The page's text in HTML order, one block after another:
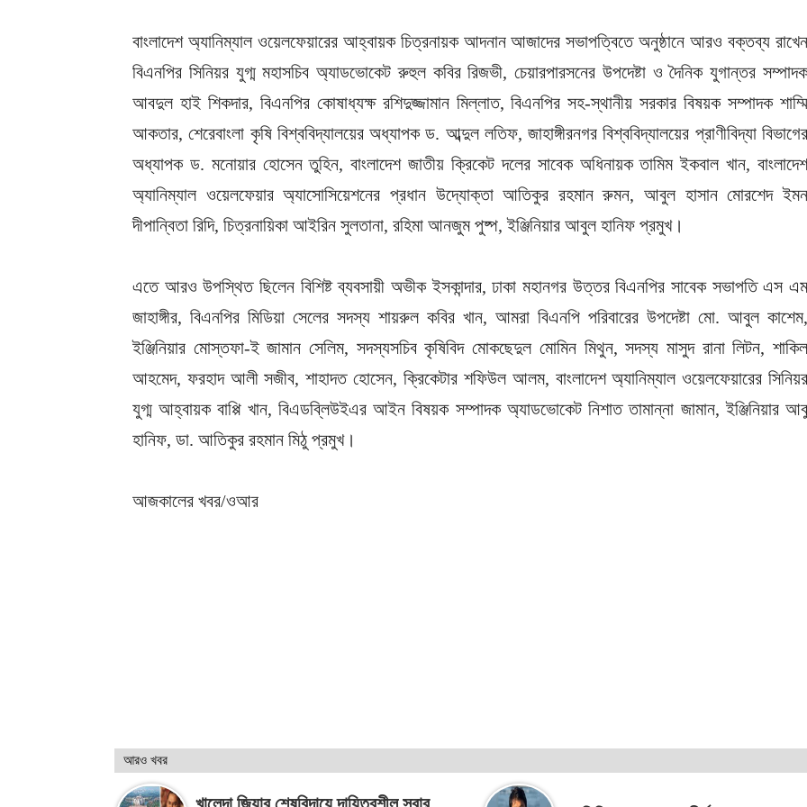
বাংলাদেশ অ্যানিম্যাল ওয়েলফেয়ারের আহ্বায়ক চিত্রনায়ক আদনান আজাদের সভাপত্বিতে অনুষ্ঠানে আরও বক্তব্য রাখেন
বিএনপির সিনিয়র যুগ্ম মহাসচিব অ্যাডভোকেট রুহুল কবির রিজভী, চেয়ারপারসনের উপদেষ্টা ও দৈনিক যুগান্তর সম্পাদক
আবদুল হাই শিকদার, বিএনপির কোষাধ্যক্ষ রশিদুজ্জামান মিল্লাত, বিএনপির সহ-স্থানীয় সরকার বিষয়ক সম্পাদক শাম্মি
আকতার, শেরেবাংলা কৃষি বিশ্ববিদ্যালয়ের অধ্যাপক ড. আব্দুল লতিফ, জাহাঙ্গীরনগর বিশ্ববিদ্যালয়ের প্রাণীবিদ্যা বিভাগের
অধ্যাপক ড. মনোয়ার হোসেন তুহিন, বাংলাদেশ জাতীয় ক্রিকেট দলের সাবেক অধিনায়ক তামিম ইকবাল খান, বাংলাদেশ
অ্যানিম্যাল ওয়েলফেয়ার অ্যাসোসিয়েশনের প্রধান উদ্যোক্তা আতিকুর রহমান রুমন, আবুল হাসান মোরশেদ ইমন
দীপান্বিতা রিদি, চিত্রনায়িকা আইরিন সুলতানা, রহিমা আনজুম পুষ্প, ইঞ্জিনিয়ার আবুল হানিফ প্রমুখ।
এতে আরও উপস্থিত ছিলেন বিশিষ্ট ব্যবসায়ী অভীক ইসকান্দার, ঢাকা মহানগর উত্তর বিএনপির সাবেক সভাপতি এস এম
জাহাঙ্গীর, বিএনপির মিডিয়া সেলের সদস্য শায়রুল কবির খান, আমরা বিএনপি পরিবারের উপদেষ্টা মো. আবুল কাশেম,
ইঞ্জিনিয়ার মোস্তফা-ই জামান সেলিম, সদস্যসচিব কৃষিবিদ মোকছেদুল মোমিন মিথুন, সদস্য মাসুদ রানা লিটন, শাকিল
আহমেদ, ফরহাদ আলী সজীব, শাহাদত হোসেন, ক্রিকেটার শফিউল আলম, বাংলাদেশ অ্যানিম্যাল ওয়েলফেয়ারের সিনিয়র
যুগ্ম আহ্বায়ক বাপ্পি খান, বিএডব্লিউইএর আইন বিষয়ক সম্পাদক অ্যাডভোকেট নিশাত তামান্না জামান, ইঞ্জিনিয়ার আবু
হানিফ, ডা. আতিকুর রহমান মিঠু প্রমুখ।
আজকালের খবর/ওআর
আরও খবর